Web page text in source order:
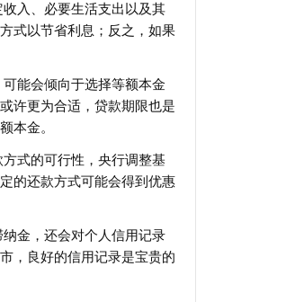
入、必要生活支出以及其
式以节省利息；反之，如果
能会倾向于选择等额本金
许更为合适，贷款期限也是
本金。
式的可行性，央行调整基
的还款方式可能会得到优惠
金，还会对个人信用记录
，良好的信用记录是宝贵的